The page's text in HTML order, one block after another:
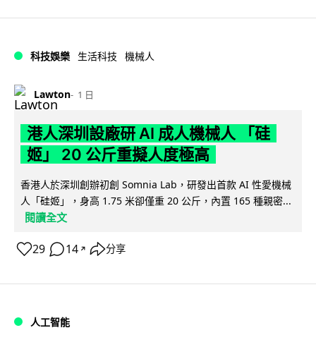
科技娛樂 生活科技 機械人
Lawton 1 日
港人深圳設廠研 AI 成人機械人 「硅
姬」 20 公斤重擬人度極高
香港人於深圳創辦初創 Somnia Lab，研發出首款 AI 性愛機械
人「硅姬」，身高 1.75 米卻僅重 20 公斤，內置 165 種親密...
閱讀全文
29 14 ↗ 分享
人工智能